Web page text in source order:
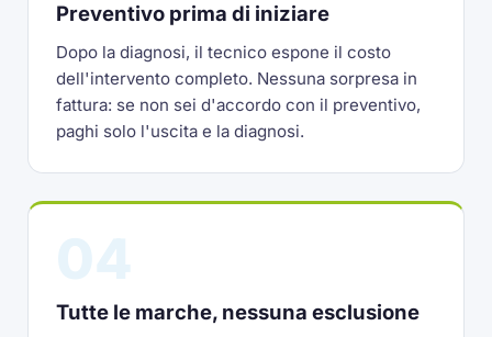
Preventivo prima di iniziare
Dopo la diagnosi, il tecnico espone il costo
dell'intervento completo. Nessuna sorpresa in
fattura: se non sei d'accordo con il preventivo,
paghi solo l'uscita e la diagnosi.
Tutte le marche, nessuna esclusione